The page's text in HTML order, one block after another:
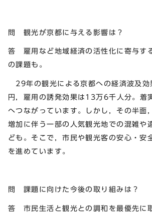
問 観光が京都に与える影響は？
答 雇用など地域経済の活性化に寄与す
の課題も。
29年の観光による京都への経済波及
円，雇用の誘発効果は13万6千人分。着
へつながっています。しかし，その半面
増加に伴う一部の人気観光地での混雑や
ども。そこで，市民や観光客の安心・安
を進めています。
問 課題に向けた今後の取り組みは？
答 市民生活と観光との調和を最優先に